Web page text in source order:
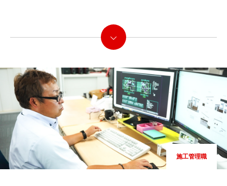
続きを読む
施工管理職